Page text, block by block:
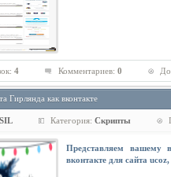
4 Комментариев: 0
Гирлянда как вконтакте
Категория: Скрипты
Представляем вашему
вконтакте для сайта